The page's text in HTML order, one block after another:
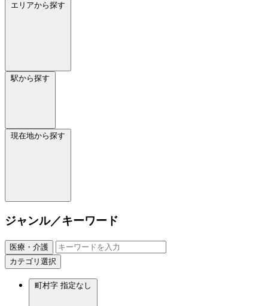
エリアから探す
駅から探す
現在地から探す
ジャンル／キーワード
医療・介護
カテゴリ選択
町村字 指定なし